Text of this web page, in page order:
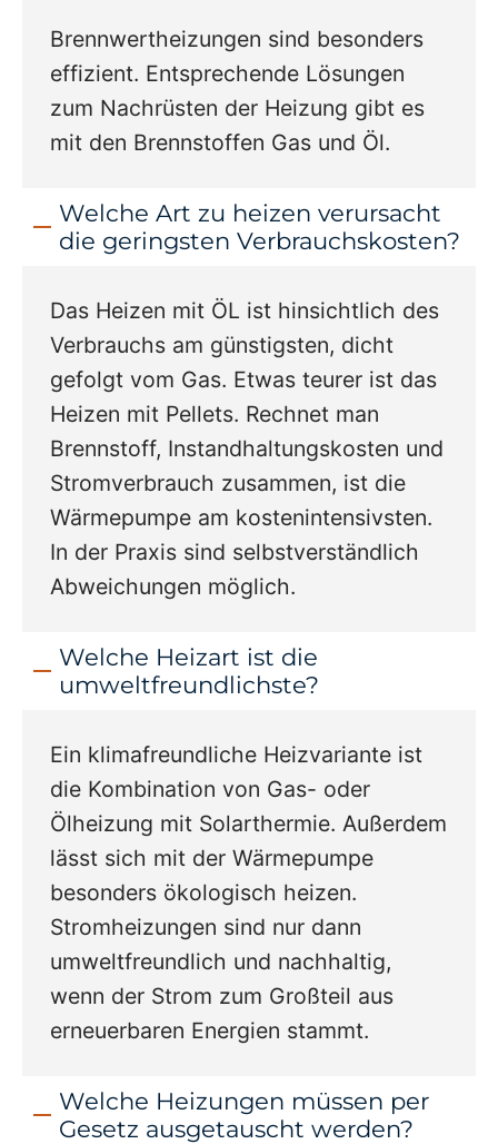
Brennwertheizungen sind besonders
effizient. Entsprechende Lösungen
zum Nachrüsten der Heizung gibt es
mit den Brennstoffen Gas und Öl.
Welche Art zu heizen verursacht
die geringsten Verbrauchskosten?
Das Heizen mit ÖL ist hinsichtlich des
Verbrauchs am günstigsten, dicht
gefolgt vom Gas. Etwas teurer ist das
Heizen mit Pellets. Rechnet man
Brennstoff, Instandhaltungskosten und
Stromverbrauch zusammen, ist die
Wärmepumpe am kostenintensivsten.
In der Praxis sind selbstverständlich
Abweichungen möglich.
Welche Heizart ist die
umweltfreundlichste?
Ein klimafreundliche Heizvariante ist
die Kombination von Gas- oder
Ölheizung mit Solarthermie. Außerdem
lässt sich mit der Wärmepumpe
besonders ökologisch heizen.
Stromheizungen sind nur dann
umweltfreundlich und nachhaltig,
wenn der Strom zum Großteil aus
erneuerbaren Energien stammt.
Welche Heizungen müssen per
Gesetz ausgetauscht werden?